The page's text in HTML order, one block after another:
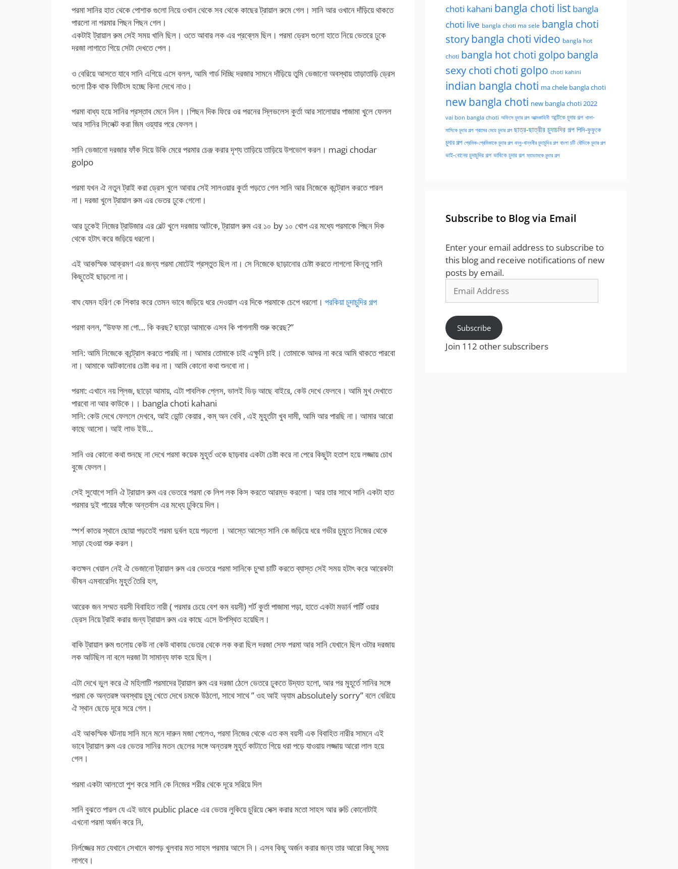
পরমা সানির হাত থেকে পোশাক গুলো নিয়ে ওখান থেকে সব থেকে কাছের ট্রায়াল রুমে গেল। সানি আর ওখানে দাঁড়িয়ে থাকতে
পারলো না পরমার পিছন পিছন গেল।
একটাই ট্রায়াল রুম সেই সময় খালি ছিল। ওতে আবার লক এর প্রব্লেম ছিল। পরমা ড্রেস গুলো হাতে নিয়ে ভেতরে ঢুকে
দরজা লাগাতে গিয়ে সেটা দেখতে পেল।
ও বেরিয়ে আসতে যাবে সানি এগিয়ে এসে বলল, আমি গার্ড দিচ্ছি দরজার সামনে দাঁড়িয়ে তুমি ভেজানো অবস্থায় তাড়াতাড়ি ড্রেস
গুলো ঠিক থাক ফিটিংস হচ্ছে কিনা দেখে নাও।
পরমা বাধ্য হয়ে সানির প্রস্তাব মেনে নিল।।পিছন দিক ফিরে ওর পরনের স্লিভলেস কুর্তা আর সালোয়ার পাজামা খুলে ফেলল
আর সানির সিলেক্ট করা জিম ওয়্যার পরে ফেলল।
সানি ভেজানো দরজার ফাঁক দিয়ে উকি মেরে পরমার চেঞ্জ করার দৃশ্য তাড়িয়ে তাড়িয়ে উপভোগ করল। magi chodar
golpo
পরমা যখন ঐ নতুন ট্রাই করা ড্রেস খুলে আবার সেই সালওয়ার কুর্তা পড়তে গেল সানি আর নিজেকে কন্ট্রোল করতে পারল
না। দরজা খুলে ট্রায়াল রুম এর ভেতর ঢুকে গেলো।
আর ঢুকেই নিজের ট্রাউজার এর বেল্ট খুলে দরজায় আটকে, ট্রায়াল রুম এর ১০ by ১০ খোপ এর মধ্যে পরমাকে পিছন দিক
থেকে হটাৎ করে জড়িয়ে ধরলো।
এই আকস্মিক আক্রমণ এর জন্য পরমা মোটেই প্রস্তুত ছিল না। সে নিজেকে ছাড়ানোর চেষ্টা করতে লাগলো কিন্তু সানি
কিছুতেই ছাড়লো না।
বাঘ যেমন হরিণ কে শিকার করে তেমন ভাবে জড়িয়ে ধরে দেওয়াল এর দিকে পরমাকে চেপে ধরলো। পরকিয়া চুদাচুদির গল্প
পরমা বলল, “উফফ মা গো… কি করছ? ছাড়ো আমাকে এসব কি পাগলামী শুরু করেছ?”
সানি: আমি নিজেকে কন্ট্রোল করতে পারছি না। আমার তোমাকে চাই এক্ষুনি চাই। তোমাকে আদর না করে আমি থাকতে পারবো
না। আমাকে আটকানোর চেষ্টা কর না। আমি কোনো কথা শুনবো না।
পরমা: এখানে নয় প্লিজ, ছাড়ো আমায়, এটা পাবলিক প্লেস, ভালই ভিড় আছে বাইরে, কেউ দেখে ফেলবে। আমি মুখ দেখাতে
পারবো না আর কাউকে।। bangla choti kahani
সানি: কেউ দেখে ফেললে দেখবে, আই ডোন্ট কেয়ার , কম্ অন বেবি , এই মুহূর্তটা খুব দামী, আমি আর পারছি না। আমার আরো
কাছে আসো। আই লাভ ইউ…
সানি ওর কোনো কথা শুনছে না দেখে পরমা কয়েক মুহূর্ত ওকে ছাড়বার একটা চেষ্টা করে না পেরে কিছুটা হতাশ হয়ে লজ্জায় চোখ
বুজে ফেলল।
সেই সুযোগে সানি ঐ ট্রায়াল রুম এর ভেতরে পরমা কে লিপ লক কিস করতে আরম্ভ করলো। আর তার সাথে সানি একটা হাত
পরমার দুই পায়ের ফাঁকে অন্তর্বাস এর মধ্যে ঢুকিয়ে দিল।
স্পর্শ কাতর স্থানে ছোয়া পড়তেই পরমা দুর্বল হয়ে পড়লো । আস্তে আস্তে সানি কে জড়িয়ে ধরে গভীর চুমুতে নিজের থেকে
সাড়া হেওয়া শুরু করল।
কতক্ষন খেয়াল নেই ঐ ভেজানো ট্রায়াল রুম এর ভেতরে পরমা সানিকে চুম্মা চাটি করতে ব্যাস্ত সেই সময় হটাৎ করে আরেকটা
ভীষন এমবারেসিং মুহূর্ত তৈরি হল,
আরেক জন সম্মত বয়সী বিবাহিত নারী ( পরমার চেয়ে বেশ কম বয়সী) শর্ট কুর্তা পাজামা পড়া, হাতে একটা মডার্ন পার্টি ওয়ার
ড্রেস নিয়ে ট্রাই করার জন্য ট্রায়াল রুম এর কাছে এসে উপস্থিত হয়েছিল।
বাকি ট্রায়াল রুম গুলোয় কেউ না কেউ থাকায় ভেতর থেকে লক করা ছিল দরজা সেফ পরমা আর সানি যেখানে ছিল ওটার দরজায়
লক আটছিল না বলে দরজা টা সামান্য ফাক হয়ে ছিল।
এটা দেখে ভুল করে ঐ মহিলাটি পরমাদের ট্রায়াল রুম এর দরজা ঠেলে ভেতরে ঢুকতে উদ্যত হলো, আর পর মুহূর্তে সানির সঙ্গে
পরমা কে অন্তরঙ্গ অবস্থায় চুমু খেতে দেখে চমকে উঠলো, সাথে সাথে ” ওহ আই অ্যাম absolutely sorry” বলে বেরিয়ে
ঐ স্থান ছেড়ে দূরে সরে গেল।
এই আকস্মিক ঘটনায় সানি মনে মনে দারুন মজা পেলেও, পরমা নিজের থেকে এত কম বয়সী এক বিবাহিত নারীর সামনে এই
ভাবে ট্রায়াল রুম এর ভেতর সানির মতন ছেলের সঙ্গে অন্তরঙ্গ মুহূর্ত কাটাতে গিয়ে ধরা পড়ে যাওয়ায় লজ্জায় আরো লাল হয়ে
গেল।
পরমা একটা আলতো পুশ করে সানি কে নিজের শরীর থেকে দূরে সরিয়ে দিল
সানি বুঝতে পারল যে এই ভাবে public place এর ভেতর লুকিয়ে চুরিয়ে সেক্স করার মতো সাহস আর রুচি কোনোটাই
এখনো পরমা অর্জন করে নি,
নির্লজ্জের মত যেখানে সেখানে কাপড় খুলবার মত সাহস পরমার আসে নি। এসব কিছু অর্জন করার জন্য তার আরো কিছু সময়
লাগবে।
choti kahani bangla choti list bangla
choti live bangla choti ma sele bangla choti
storybangla choti video bangla hot
choti bangla hot choti golpo bangla
sexy choti choti golpo choti kahini
indian bangla choti ma chele bangla choti
new bangla choti new bangla choti 2022
vai bon bangla choti অফিসে চুদার গল্প আত্মকাহিনী আন্টিকে চুদার গল্প খালা-
মাসিকে চুদার গল্প গ্রামের মেয়ে চুদার গল্প ছাত্র-ছাত্রীর চুদাচদির গল্প পিসি-ফুফুকে
চুদার গল্প প্রেমিক-প্রেমিকাকে চুদার গল্প বন্ধু-বান্ধবীর চুদাচুদির গল্প বাংলা চটি বৌদিকে চুদার গল্প
ভাই-বোনের চুদাচুদির গল্প ভাবিকে চুদার গল্প ম্যাডামকে চুদার গল্প
Subscribe to Blog via Email
Enter your email address to subscribe to
this blog and receive notifications of new
posts by email.
Address
Subscribe
Join 112 other subscribers